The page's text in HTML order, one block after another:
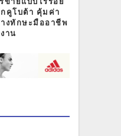
กคูโบต้า คุ้มค่า
งทักษะมืออาชีพ
าน